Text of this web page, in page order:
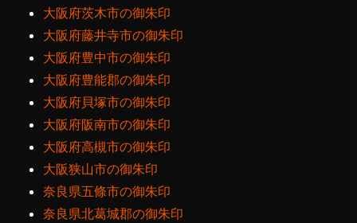
大阪府茨木市の御朱印
大阪府藤井寺市の御朱印
大阪府豊中市の御朱印
大阪府豊能郡の御朱印
大阪府貝塚市の御朱印
大阪府阪南市の御朱印
大阪府高槻市の御朱印
大阪狭山市の御朱印
奈良県五條市の御朱印
奈良県北葛城郡の御朱印